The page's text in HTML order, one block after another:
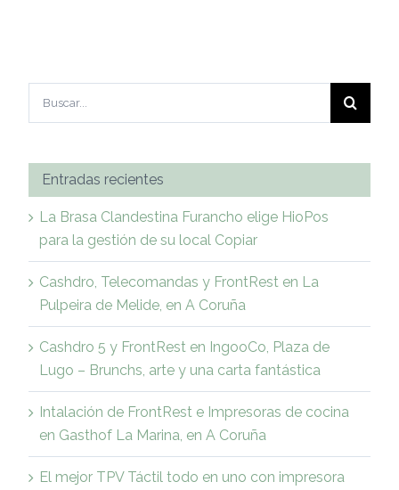
Entradas recientes
La Brasa Clandestina Furancho elige HioPos
para la gestión de su local Copiar
Cashdro, Telecomandas y FrontRest en La
Pulpeira de Melide, en A Coruña
Cashdro 5 y FrontRest en IngooCo, Plaza de
Lugo – Brunchs, arte y una carta fantástica
Intalación de FrontRest e Impresoras de cocina
en Gasthof La Marina, en A Coruña
El mejor TPV Táctil todo en uno con impresora